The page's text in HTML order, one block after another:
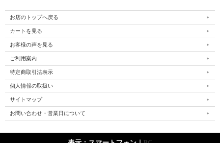
お店のトップへ戻る
カートを見る
お客様の声を見る
ご利用案内
特定商取引法表示
個人情報の取扱い
サイトマップ
お問い合わせ・営業日について